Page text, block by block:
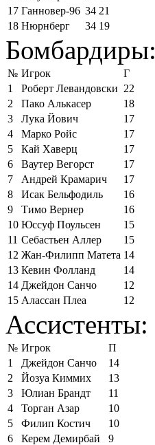
17 Ганновер-96 34 21
18 Нюрнберг 34 19
Бомбардиры:
№ Игрок
Г
1
Роберт Левандовски 22
2
Пако Алькасер
18
3
Лука Йович
17
4
Марко Ройс
17
5
Кай Хаверц
17
6
Ваутер Вегорст
17
7
Андрей Крамарич
17
8
Исак Бельфодиль
16
9
Тимо Вернер
16
10 Юссуф Поульсен
15
11 Себастьен Аллер
15
12 Жан-Филипп Матета 14
13 Кевин Фолланд
14
14 Джейдон Санчо
12
15 Алассан Плеа 12
Ассистенты:
№ Игрок
П
1
Джейдон Санчо
14
2
Йозуа Киммих
13
3
Юлиан Брандт
11
4
Торган Азар
10
5
Филип Костич
10
6
Керем Демирбай
9